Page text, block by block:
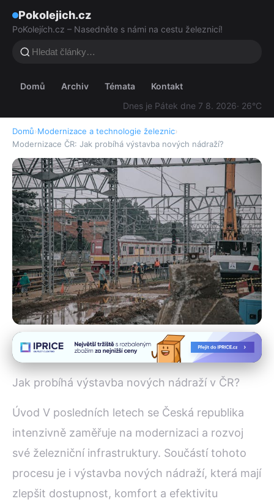
Pokolejich.cz
PoKolejích.cz – Nasedněte s námi na cestu železnicí!
Domů Archiv Témata
Kontakt
Dnes je Pátek dne 7 8. 2026· 26°C
Domů›Modernizace a technologie železnic›
Modernizace ČR: Jak probíhá výstavba nových nádraží?
Modernizace a technologie železnic
Modernizace ČR: Jak probíhá
28. 7. 2025
Jak probíhá výstavba nových nádraží v ČR?
Úvod V posledních letech se Česká republika
intenzivně zaměřuje na modernizaci a rozvoj
své železniční infrastruktury. Součástí tohoto
procesu je i výstavba nových nádraží, která mají
zlepšit dostupnost, komfort a efektivitu